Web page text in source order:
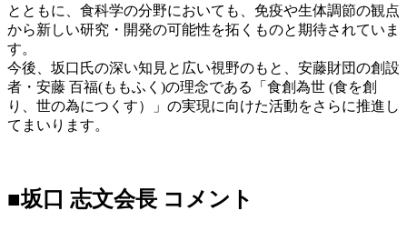
とともに、食科学の分野においても、免疫や生体調節の観点
から新しい研究・開発の可能性を拓くものと期待されていま
す。
今後、坂口氏の深い知見と広い視野のもと、安藤財団の創設
者・安藤 百福(ももふく)の理念である「食創為世 (食を創
り、世の為につくす）」の実現に向けた活動をさらに推進し
てまいります。
■坂口 志文会長 コメント